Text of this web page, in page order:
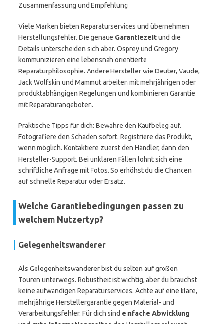
Zusammenfassung und Empfehlung
Viele Marken bieten Reparaturservices und übernehmen
Herstellungsfehler. Die genaue Garantiezeitund die
Details unterscheiden sich aber. Osprey und Gregory
kommunizieren eine lebensnah orientierte
Reparaturphilosophie. Andere Hersteller wie Deuter, Vaude,
Jack Wolfskin und Mammut arbeiten mit mehrjährigen oder
produktabhängigen Regelungen und kombinieren Garantie
mit Reparaturangeboten.
Praktische Tipps für dich: Bewahre den Kaufbeleg auf.
Fotografiere den Schaden sofort. Registriere das Produkt,
wenn möglich. Kontaktiere zuerst den Händler, dann den
Hersteller-Support. Bei unklaren Fällen lohnt sich eine
schriftliche Anfrage mit Fotos. So erhöhst du die Chancen
auf schnelle Reparatur oder Ersatz.
Welche Garantiebedingungen passen zu
welchem Nutzertyp?
Gelegenheitswanderer
Als Gelegenheitswanderer bist du selten auf großen
Touren unterwegs. Robustheit ist wichtig, aber du brauchst
keine aufwändigen Reparaturservices. Achte auf eine klare,
mehrjährige Herstellergarantie gegen Material- und
Verarbeitungsfehler. Für dich sind einfache Abwicklung